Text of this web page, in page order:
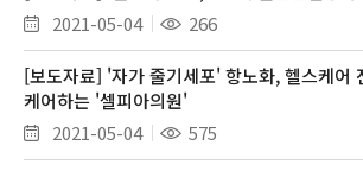
2021-05-04
266
[보도자료] '자가 줄기세포' 항노화, 헬스케어
케어하는 '셀피아의원'
2021-05-04
575